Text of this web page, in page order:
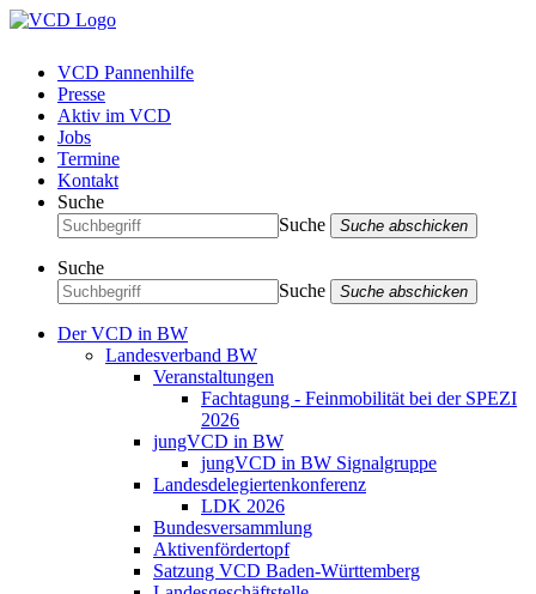
VCD Pannenhilfe
Presse
Aktiv im VCD
Jobs
Termine
Kontakt
Suche
Suche
Suche abschicken
Suche
Suche
Suche abschicken
Der VCD in BW
Landesverband BW
Veranstaltungen
Fachtagung - Feinmobilität bei der SPEZI
2026
jungVCD in BW
jungVCD in BW Signalgruppe
Landesdelegiertenkonferenz
LDK 2026
Bundesversammlung
Aktivenfördertopf
Satzung VCD Baden-Württemberg